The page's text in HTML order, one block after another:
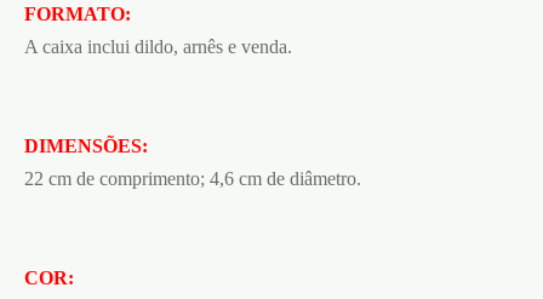
FORMATO:
A caixa inclui dildo, arnês e venda.
DIMENSÕES:
22 cm de comprimento; 4,6 cm de diâmetro.
COR: